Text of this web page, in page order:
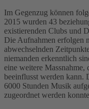
Im Gegenzug können
2015 wurden 43
existierenden Clubs und
Die Aufnahmen erfolgen
abwechselnden
niemanden erkenntlich
eine weitere Massnahme,
beeinflusst werden kann.
6000 Stunden Musik
zugeordnet werden